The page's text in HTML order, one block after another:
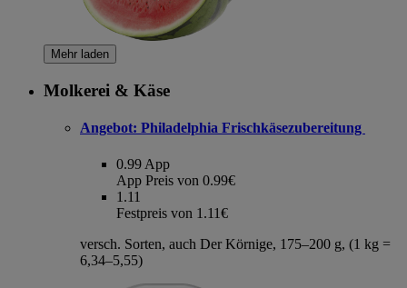
Mehr laden
Molkerei & Käse
Angebot: Philadelphia Frischkäsezubereitung
0.99 App
App Preis von 0.99€
1.11
Festpreis von 1.11€
versch. Sorten, auch Der Körnige, 175–200 g, (1 kg =
6,34–5,55)